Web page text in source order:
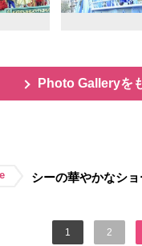
Photo Galleryを
シーの華やかなシ
1 2